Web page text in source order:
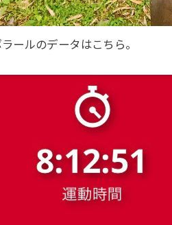
ールのデータはこちら。